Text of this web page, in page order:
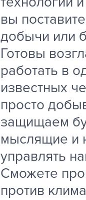
вы
добычи или
Готовы
работать в
известных
просто
защищаем
мыслящие и
управлять
Сможете
против